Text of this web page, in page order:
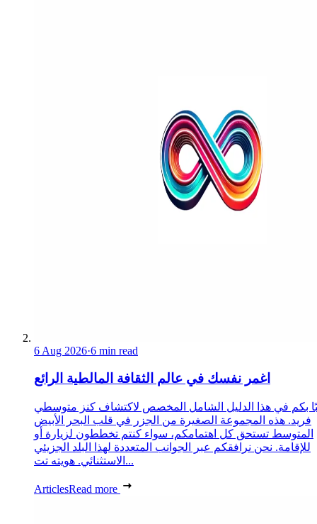
6 Aug 2026·6 min read
اغمر نفسك في عالم الثقافة المالطية الرائع
بكم في هذا الدليل الشامل المخصص لاكتشاف كنز متوسطي
فريد. هذه المجموعة الصغيرة من الجزر في قلب البحر الأبيض
المتوسط تستحق كل اهتمامكم، سواء كنتم تخططون لزيارة أو
للإقامة. نحن نرافقكم عبر الجوانب المتعددة لهذا البلد الجزيئي
الاستثنائي. هويته تت...
ArticlesRead more